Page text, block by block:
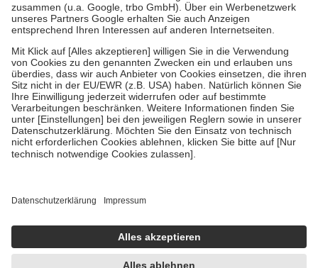
Verordnung.
Um das Engagement der Versicherten für ihre eigene Gesundheit zu
stärken und die besondere Stellung der Familie zu unterstützen,
fallenkeine Zuzahlungenan bei:
• Kindern und Jugendlichen bis zum vollendeten 18. Lebensjahr
mit Ausnahme der Fahrkosten
• Untersuchungen zur Vorsorge und Früherkennung, die von der
GKV getragen werden
• empfohlenen Schutzimpfungen
• Harn- und Blutteststreifen
getroffen, um sicherzustellen, dass es sich um echte Bewertungen
https://help.etrusted.com/hc/de/articles/4419944605341
Einige Bilder und Inhalte wurden unter Zuhilfenahme künstlicher